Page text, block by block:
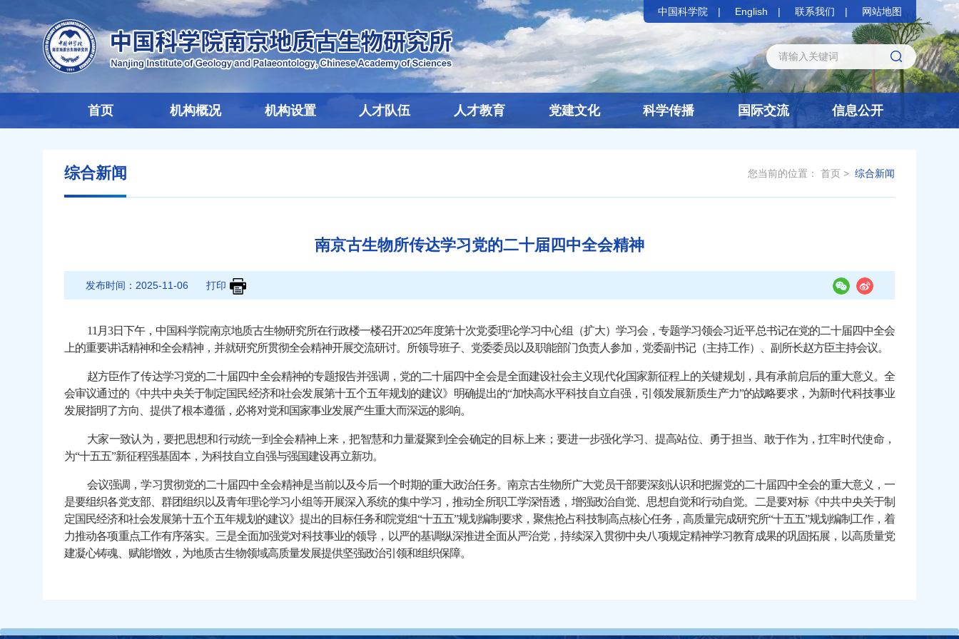
中国科学院 English 联系我们 网站地图
首页 机构概况 机构设置 人才队伍 人才教育 党建文化 科学传播 国际交流 信息公开
综合新闻 您当前的位置： 首页 > 综合新闻
南京古生物所传达学习党的二十届四中全会精神
发布时间： 2025-11-06 打印
11 月3日下午，中国科学院南京地质古生物研究所在行政楼一楼召开2025年度第十次党委理论学习中心组（扩大）学习会，专题学习领会习近平总书记在党的二十届四中全会
上的重要讲话精神和全会精神， 并就研究所贯彻全会精神开展交流研讨。所领导班子、党委委员以及职能部门负责人参加，党委副书记（主持工作）、副所长赵方臣主持会议。
赵方臣作了传达学习党的二十届四中全会精神的专题报告并强调，党的二十届四中全会是全面建设社会主义现代化国家新征程上的关键规划，具有承前启后的重大意义。 全
会审议通过的《中共中央关于制定国民经济和社会发展第十五个五年规划的建议》明确提出的“加快高水平科技自立自强，引领发展新质生产力”的战略要求，为新时代科技事业
发展指明了方向、提供了根本遵循，必将对党和国家事业发展产生重大而深远的影响。
大家一致认为，要把思想和行动统一到全会精神上来，把智慧和力量凝聚到全会确定的目标上来；要进一步强化学习、提高站位、勇于担当、敢于作为，扛牢时代使命，
为“十五五”新征程强基固本，为科技自立自强与强国建设再立新功。
会议强调，学习贯彻党的二十届四中全会精神是当前以及今后一个时期的重大政治任务。南京古生物所广大党员干部要深刻认识和把握党的二十届四中全会的重大意义，一
是要组织各党支部、群团组织以及青年理论学习小组等开展深入系统的集中学习，推动全所职工学深悟透，增强政治自觉、思想自觉和行动自觉。二是要对标《中共中央关于制
定国民经济和社会发展第十五个五年规划的建议》提出的目标任务和院党组“十五五”规划编制要求，聚焦抢占科技制高点核心任务，高质量完成研究所“十五五”规划编制工作，着
力推动各项重点工作有序落实。三是全面加强党对科技事业的领导，以严的基调纵深推进全面从严治党，持续深入贯彻中央八项规定精神学习教育成果的巩固拓展，以高质量党
建凝心铸魂、赋能增效，为地质古生物领域高质量发展提供坚强政治引领和组织保障。